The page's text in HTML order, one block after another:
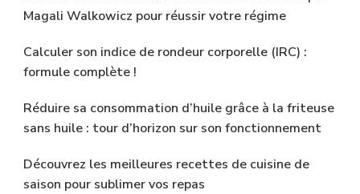
Magali Walkowicz pour réussir votre régime
Calculer son indice de rondeur corporelle (IRC) :
formule complète !
Réduire sa consommation d’huile grâce à la friteuse
sans huile : tour d’horizon sur son fonctionnement
Découvrez les meilleures recettes de cuisine de
saison pour sublimer vos repas